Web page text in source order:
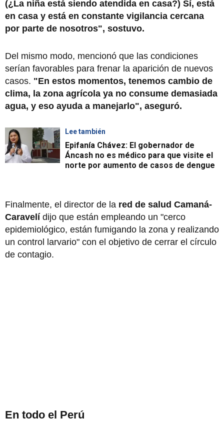
(¿La niña está siendo atendida en casa?) Sí, está
en casa y está en constante vigilancia cercana
por parte de nosotros", sostuvo.
Del mismo modo, mencionó que las condiciones
serían favorables para frenar la aparición de nuevos
casos. "En estos momentos, tenemos cambio de
clima, la zona agrícola ya no consume demasiada
agua, y eso ayuda a manejarlo", aseguró.
Lee también
Epifanía Chávez: El gobernador de
Áncash no es médico para que visite el
norte por aumento de casos de dengue
Finalmente, el director de la red de salud Camaná-
Caravelí dijo que están empleando un "cerco
epidemiológico, están fumigando la zona y realizando
un control larvario" con el objetivo de cerrar el círculo
de contagio.
En todo el Perú